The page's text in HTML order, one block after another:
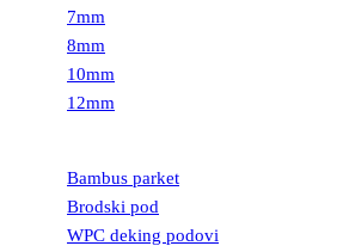
7mm
8mm
10mm
12mm
Bambus parket
Brodski pod
WPC deking podovi